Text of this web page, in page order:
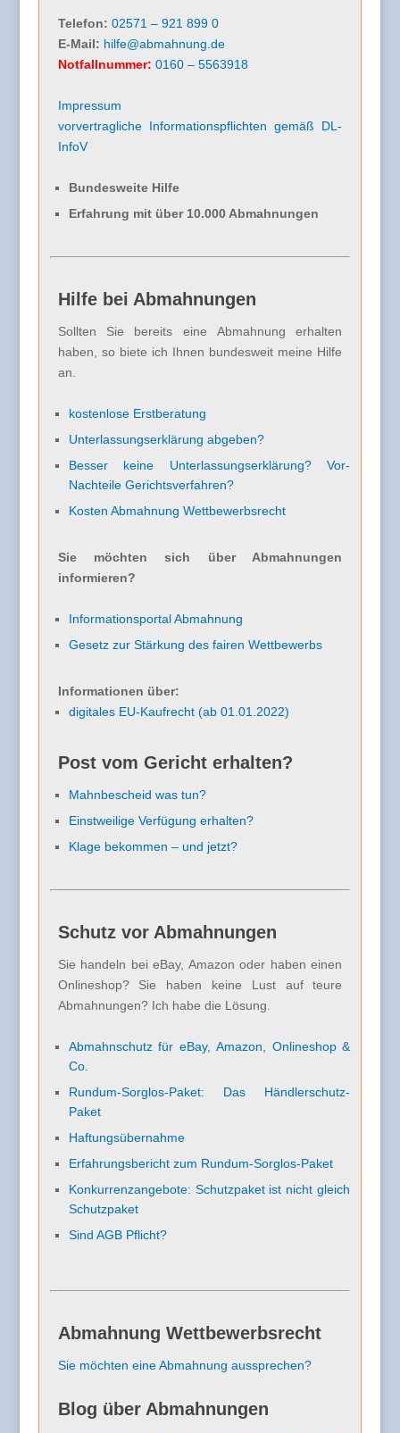
Telefon: 02571 – 921 899 0
E-Mail: hilfe@abmahnung.de
Notfallnummer: 0160 – 5563918
Impressum
vorvertragliche Informationspflichten gemäß DL-
InfoV
Bundesweite Hilfe
Erfahrung mit über 10.000 Abmahnungen
Hilfe bei Abmahnungen
Sollten Sie bereits eine Abmahnung erhalten
haben, so biete ich Ihnen bundesweit meine Hilfe
an.
kostenlose Erstberatung
Unterlassungserklärung abgeben?
Besser keine Unterlassungserklärung? Vor-
Nachteile Gerichtsverfahren?
Kosten Abmahnung Wettbewerbsrecht
Sie möchten sich über Abmahnungen
informieren?
Informationsportal Abmahnung
Gesetz zur Stärkung des fairen Wettbewerbs
Informationen über:
digitales EU-Kaufrecht (ab 01.01.2022)
Post vom Gericht erhalten?
Mahnbescheid was tun?
Einstweilige Verfügung erhalten?
Klage bekommen – und jetzt?
Schutz vor Abmahnungen
Sie handeln bei eBay, Amazon oder haben einen
Onlineshop? Sie haben keine Lust auf teure
Abmahnungen? Ich habe die Lösung.
Abmahnschutz für eBay, Amazon, Onlineshop &
Co.
Rundum-Sorglos-Paket: Das Händlerschutz-
Paket
Haftungsübernahme
Erfahrungsbericht zum Rundum-Sorglos-Paket
Konkurrenzangebote: Schutzpaket ist nicht gleich
Schutzpaket
Sind AGB Pflicht?
Abmahnung Wettbewerbsrecht
Sie möchten eine Abmahnung aussprechen?
Blog über Abmahnungen